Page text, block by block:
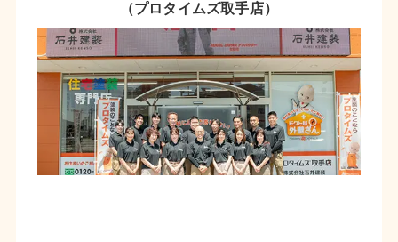
（プロタイムズ取手店）